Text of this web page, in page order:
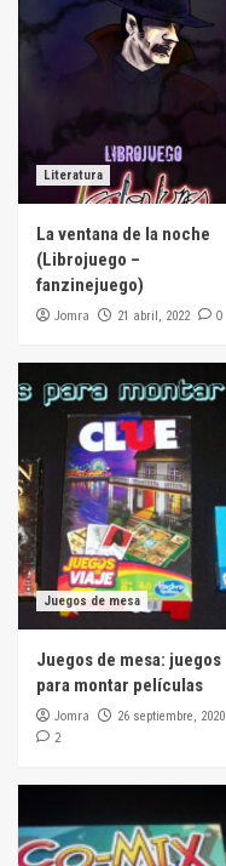
Literatura
La ventana de la noche
(Librojuego –
fanzinejuego)
Jomra 21 abril, 2022 0
Juegos de mesa
Juegos de mesa: juegos
para montar películas
Jomra 26 septiembre, 2020
2